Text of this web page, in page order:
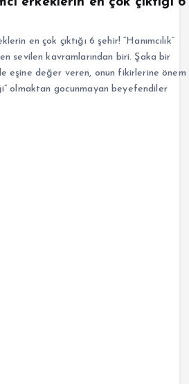
en çok çıktığı 6 şehir! “Hanımcılık”
en sevilen kavramlarından biri. Şaka bir
eşine değer veren, onun fikirlerine önem
olmaktan gocunmayan beyefendiler